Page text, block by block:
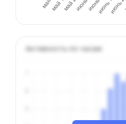
Активность по часам